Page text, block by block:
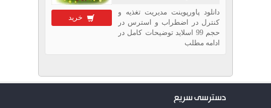
خرید
دانلود پاورپوینت مدیریت تغذیه و
کنترل در اضطراب و استرس در
حجم 99 اسلاید توضیحات کامل در
ادامه مطلب
دسترسی سریع